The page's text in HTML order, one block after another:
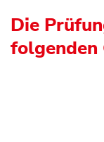
Die
folgenden